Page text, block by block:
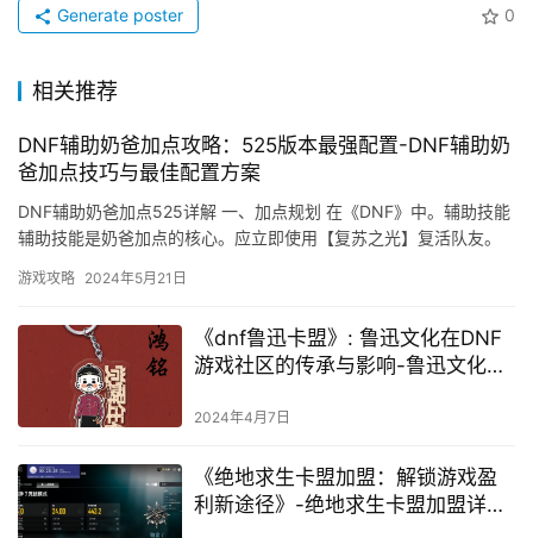
0
Generate poster
相关推荐
DNF辅助奶爸加点攻略：525版本最强配置-DNF辅助奶
爸加点技巧与最佳配置方案
DNF辅助奶爸加点525详解 一、加点规划 在《DNF》中。辅助技能
辅助技能是奶爸加点的核心。应立即使用【复苏之光】复活队友。
游戏攻略 2024年5月21日
《dnf鲁迅卡盟》: 鲁迅文化在DNF
游戏社区的传承与影响-鲁迅文化在
2024年4月7日
《绝地求生卡盟加盟：解锁游戏盈
利新途径》-绝地求生卡盟加盟详